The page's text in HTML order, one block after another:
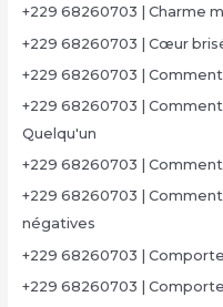
+229 68260703 | Charme
+229 68260703 | Cœur
+229 68260703 |
+229 68260703 |
Quelqu'un
+229 68260703 |
+229 68260703 |
négatives
+229 68260703 |
+229 68260703 |